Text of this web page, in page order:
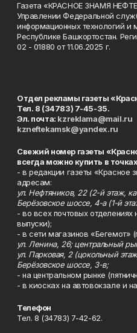
Газета «КРАСНОЕ ЗНАМЯ
Управлении Федеральной
информационных технологий
Республике Башкортостан.
02 - 01880 от 11.06.2025 г.
Отдел рекламы газеты
Тел. 8 (34783) 7-45-35.
Эл. почта: kzreklama@mail.ru
kzneftekamsk@yandex.ru
Свежий номер газеты
всегда можно купить в
- в редакции газеты «Красное
адресам:
ул. Нефтяников, 22 (2-й этаж,
Берёзовское шоссе, 4-а (1-й
- во всех почтовых отделениях
выпуски);
- в сети магазинов «Бегемот»
ул. Ленина, 26; центральный
ул. Парковая, 2 (цокольный
Берёзовское шоссе, 3-в;
- на центральном рынке
- в киосках на автовокзале и
Телефон
Тел. 8 (34783) 7-42-62.